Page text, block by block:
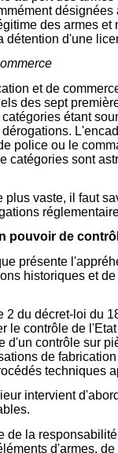
des armes
détention d'une
et de
des sept
étant
police ou le
catégories sont
plus vaste, il faut
pouvoir de
présente
historiques et
2 du décret-loi du
le contrôle de
d'un contrôle sur
de
techniques
intervient
de la
d'armes,